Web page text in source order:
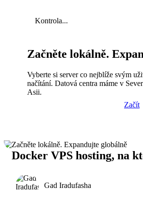
Kontrola...
Začněte lokálně.
Vyberte si server co nejblíže svým
načítání. Datová centra máme v
Asii.
Začít
Docker VPS hosting, na
Gad Iradufasha